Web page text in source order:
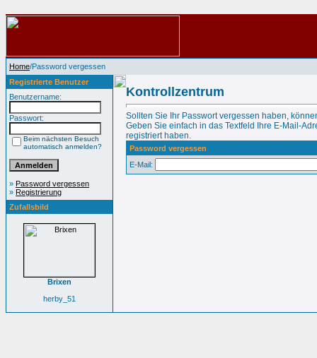
Home/Password vergessen
Registrierte Benutzer
Benutzername:
Passwort:
Beim nächsten Besuch
automatisch anmelden?
» Password vergessen
» Registrierung
Zufallsbild
Brixen
herby_51
Kontrollzentrum
Sollten Sie Ihr Passwort vergessen haben,
Geben Sie einfach in das Textfeld Ihre E-Mail-
registriert haben.
Password vergessen
E-Mail: